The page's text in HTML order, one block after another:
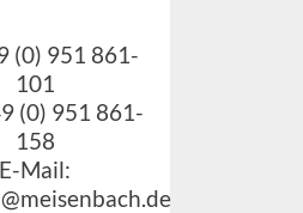
(0) 951 861-
101
(0) 951 861-
158
E-Mail: